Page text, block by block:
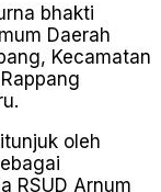
bhakti
Daerah
Kecamatan
oleh
RSUD Arnum